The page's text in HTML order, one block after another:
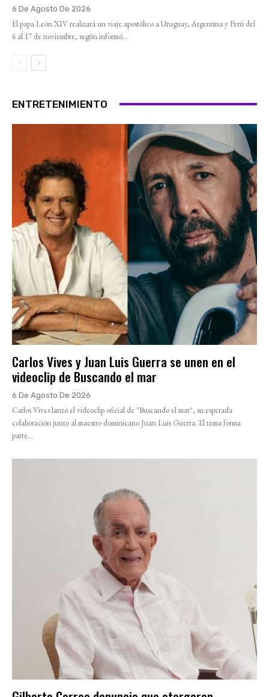
6 De Agosto De 2026
El papa León XIV realizará un viaje apostólico a Uruguay, Argentina y Perú del
6 al 17 de noviembre, según informó...
ENTRETENIMIENTO
Carlos Vives y Juan Luis Guerra se unen en el
videoclip de Buscando el mar
6 De Agosto De 2026
Carlos Vives lanzó el videoclip oficial de "Buscando el mar", su esperada
colaboración junto al maestro dominicano Juan Luis Guerra. El tema forma
parte...